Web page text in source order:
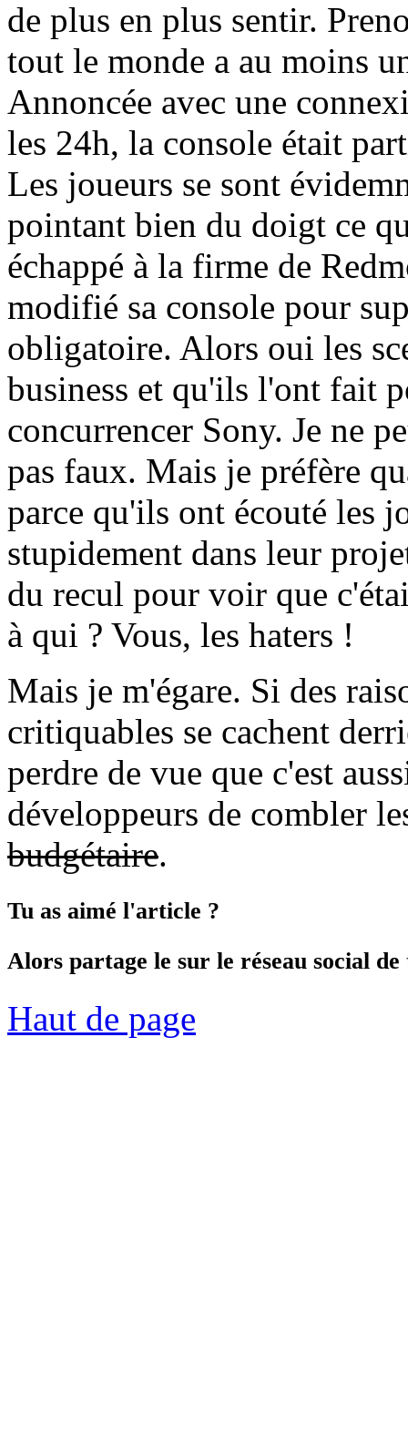
de plus en plus sentir.
tout le monde a au moins
Annoncée avec une
les 24h, la console était
Les joueurs se sont
pointant bien du doigt ce
échappé à la firme de
modifié sa console pour
obligatoire. Alors oui les
business et qu'ils l'ont fait
concurrencer Sony. Je ne
pas faux. Mais je préfère
parce qu'ils ont écouté les
stupidement dans leur
du recul pour voir que
à qui ? Vous, les haters !
Mais je m'égare. Si des
critiquables se cachent
perdre de vue que c'est
développeurs de combler
budgétaire.
Tu as aimé l'article ?
Alors partage le sur le réseau social
Haut de page